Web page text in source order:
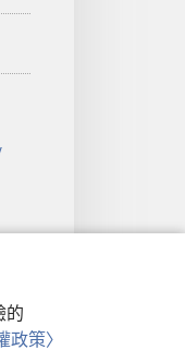
的
政策〉